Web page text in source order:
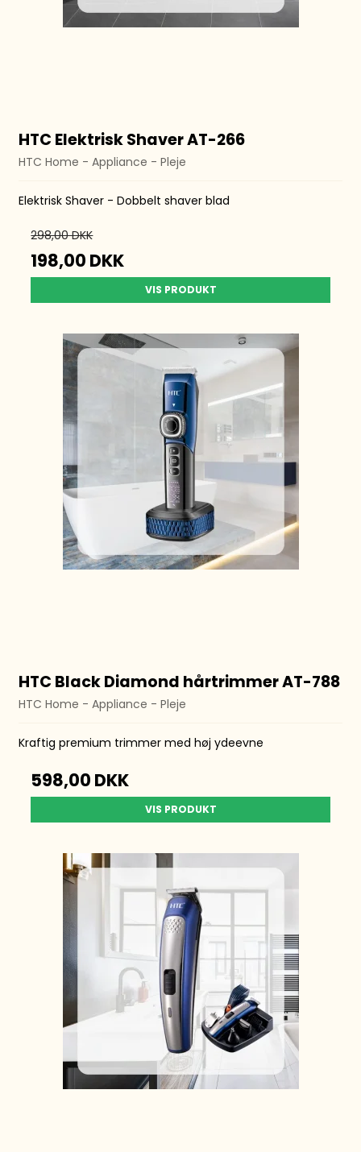
HTC Elektrisk Shaver AT-266
HTC Home - Appliance - Pleje
Elektrisk Shaver - Dobbelt shaver blad
298,00 DKK
198,00 DKK
VIS PRODUKT
HTC Black Diamond hårtrimmer AT-788
HTC Home - Appliance - Pleje
Kraftig premium trimmer med høj ydeevne
598,00 DKK
VIS PRODUKT